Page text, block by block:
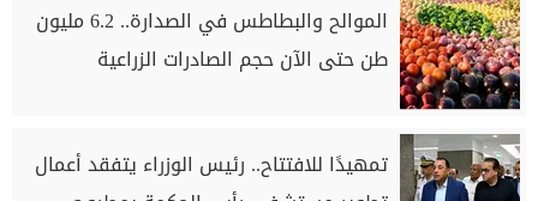
الموالح والبطاطس في الصدارة.. 6.2 مليون
طن حتى الآن حجم الصادرات الزراعية
تمهيدًا للافتتاح.. رئيس الوزراء يتفقد أعمال